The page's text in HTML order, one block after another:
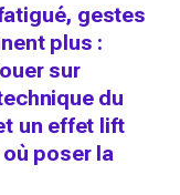
gestes
plus :
sur
du
un effet lift
poser la